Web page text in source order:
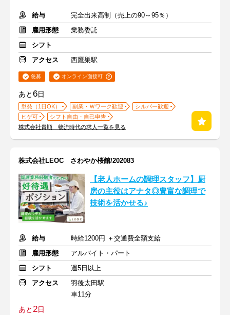
給与
完全出来高制（売上の90～95％）
雇用形態
業務委託
シフト
アクセス
西鷹巣駅
急募 オンライン面接可
あと6日
単発（1日OK） 副業・Ｗワーク歓迎
シルバー歓迎
ヒゲ可
シフト自由・自己申告
株式会社貴順 物流時代の求人一覧を見る
株式会社LEOC さわやか桜館/202083
【老人ホームの調理スタッフ】厨
房の主役はアナタ◎豊富な調理で
技術を活かせる♪
給与
時給1200円 ＋交通費全額支給
雇用形態
アルバイト・パート
シフト
週5日以上
アクセス
羽後太田駅
車11分
あと2日